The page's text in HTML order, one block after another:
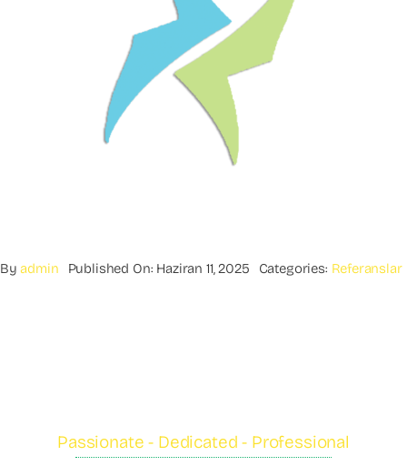
Byadmin Published On: Haziran 11, 2025 Categories: Referanslar
Passionate - Dedicated - Professional